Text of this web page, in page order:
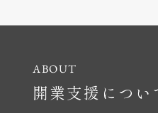
開業支援につい